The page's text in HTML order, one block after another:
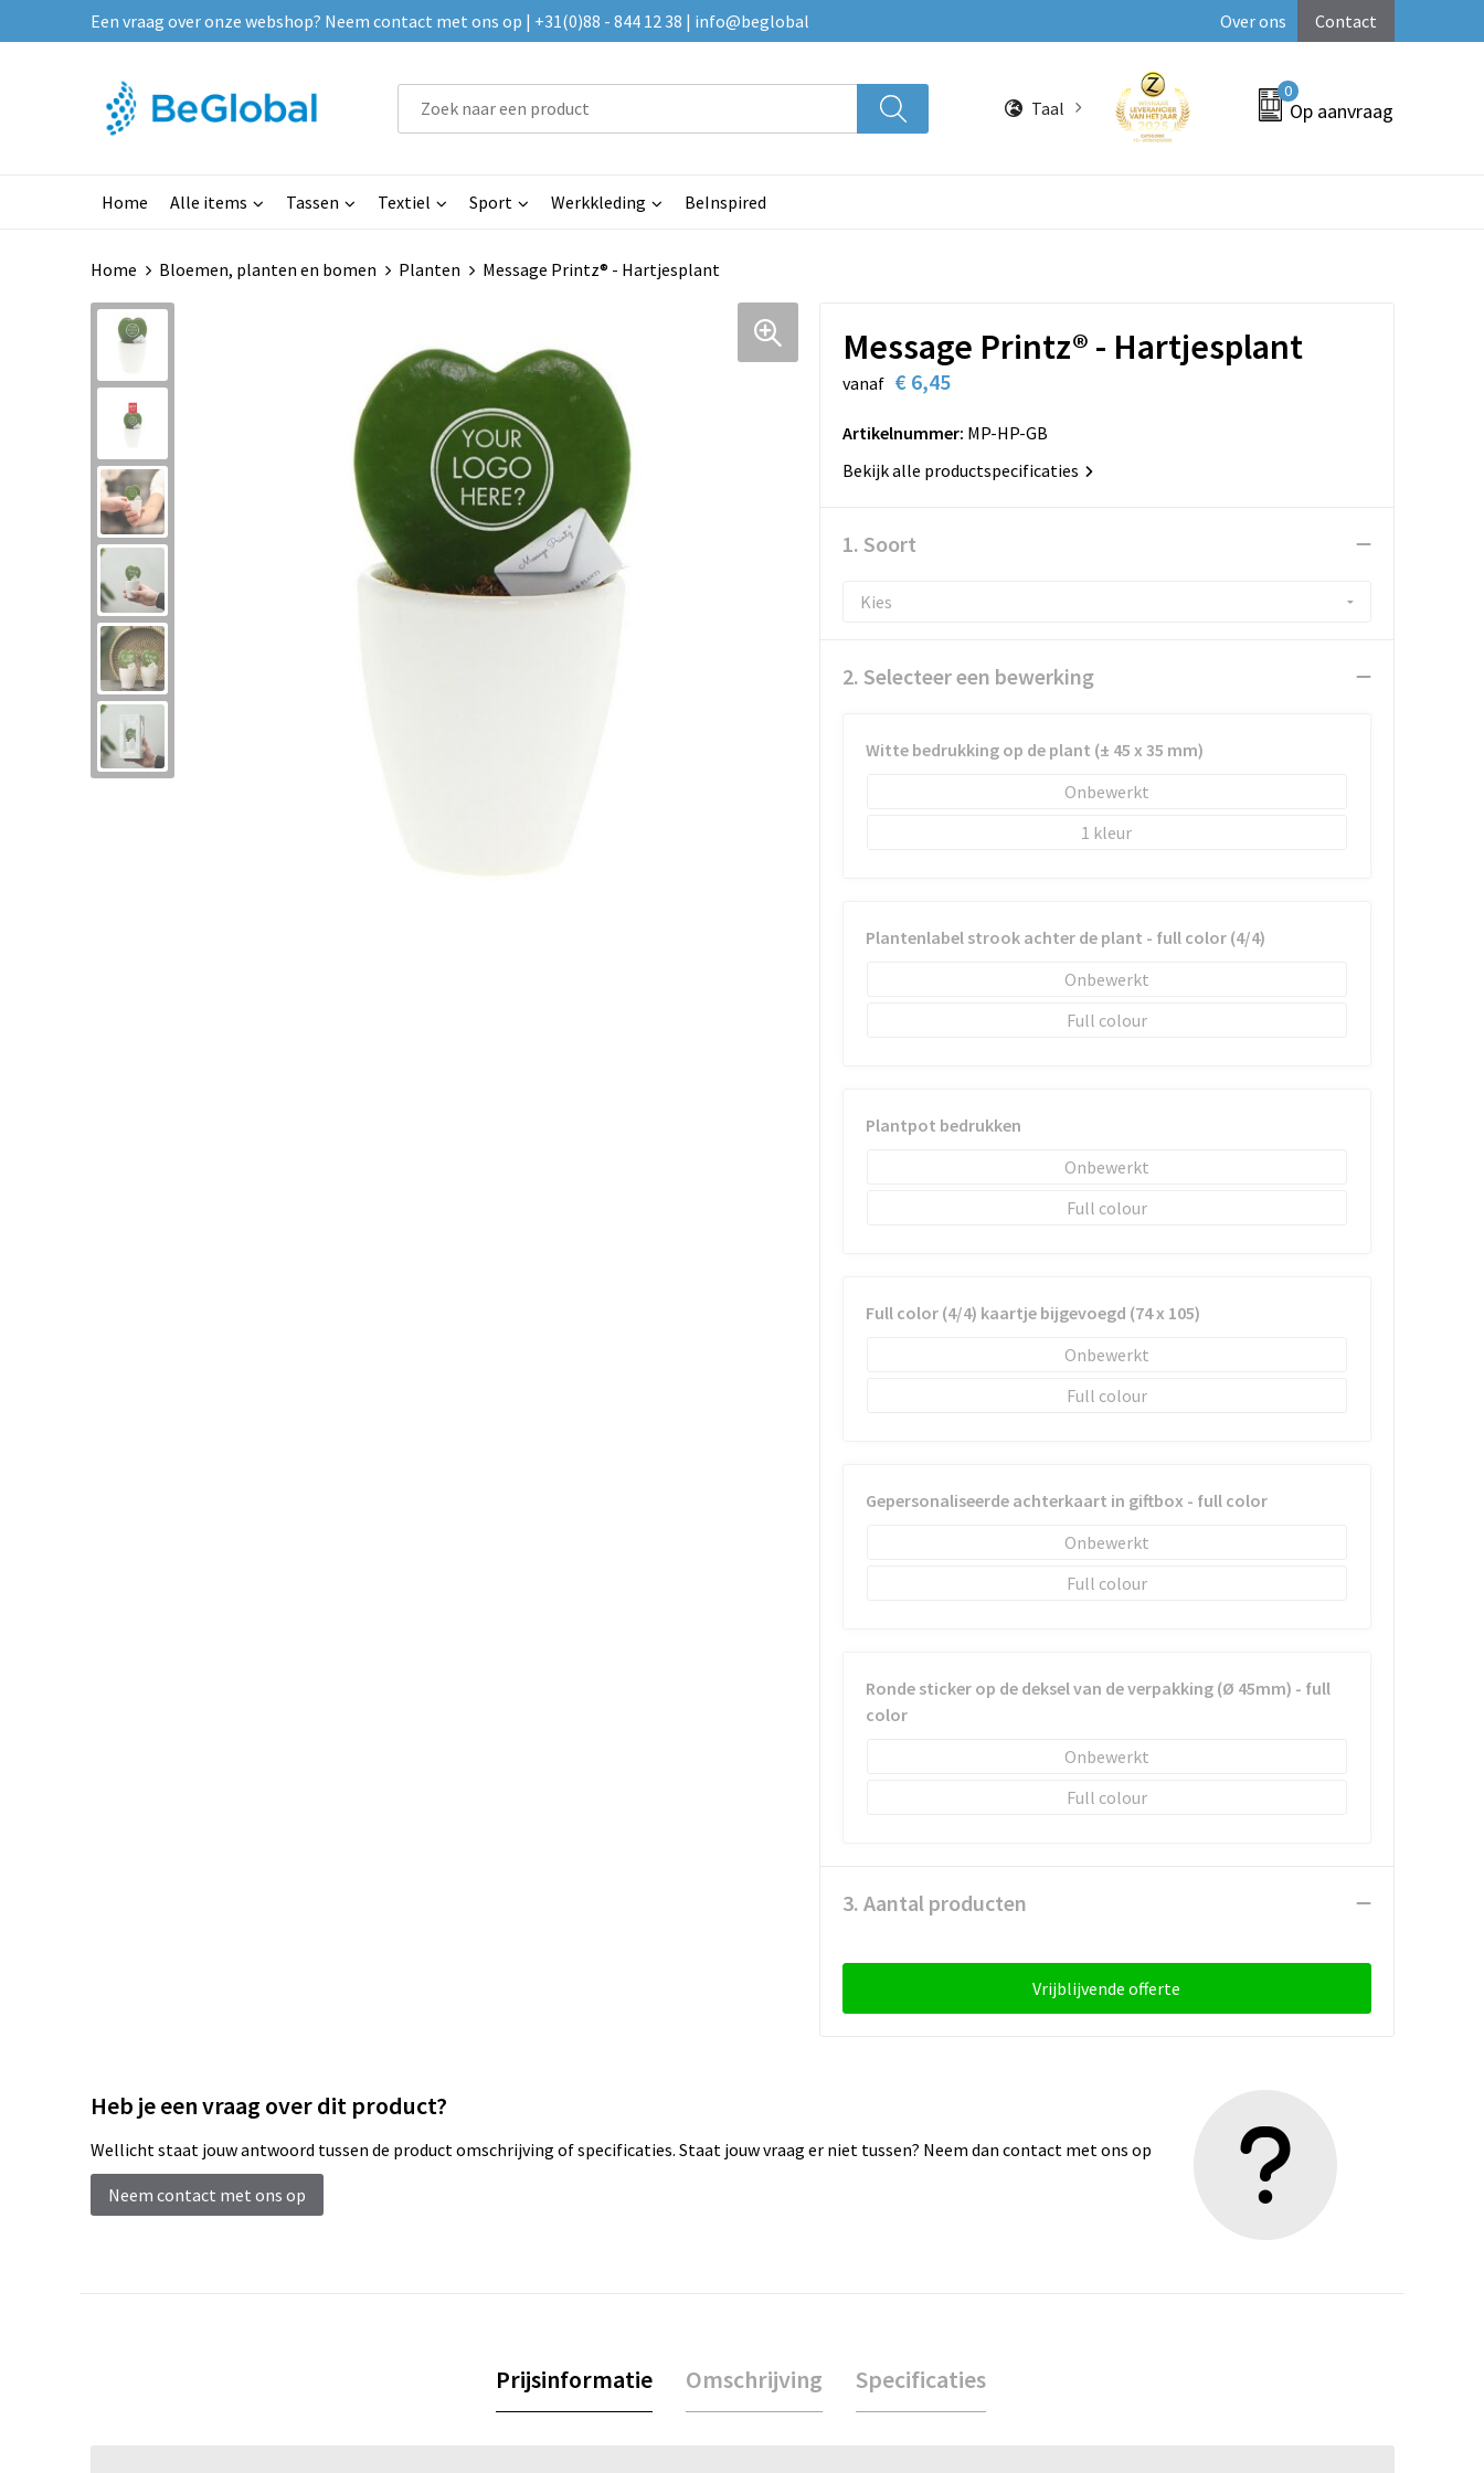
Een vraag over onze webshop? Neem contact met ons op | +31(0)88 - 844 12 38 | info@beglobal Over ons Contact
Taal
0
Op aanvraag
Home Alle items Tassen Textiel Sport Werkkleding BeInspired
Home Bloemen, planten en bomen Planten Message Printz® - Hartjesplant
Message Printz® - Hartjesplant
vanaf € 6,45
Artikelnummer: MP-HP-GB
Bekijk alle productspecificaties
1. Soort
2. Selecteer een bewerking
Witte bedrukking op de plant (± 45 x 35 mm)
Onbewerkt
1
Plantenlabel strook achter de plant - full color (4/4)
Onbewerkt
Full colour
Plantpot bedrukken
Onbewerkt
Full colour
Full color (4/4) kaartje bijgevoegd (74 x 105)
Onbewerkt
Full colour
Gepersonaliseerde achterkaart in giftbox - full color
Onbewerkt
Full colour
Ronde sticker op de deksel van de verpakking (Ø 45mm) - full
color
Onbewerkt
Full colour
3. Aantal producten
Vrijblijvende offerte
Heb je een vraag over dit product?
Wellicht staat jouw antwoord tussen de product omschrijving of specificaties. Staat jouw vraag er niet tussen? Neem dan contact met ons op
Neem contact met ons op
Prijsinformatie Omschrijving Specificaties